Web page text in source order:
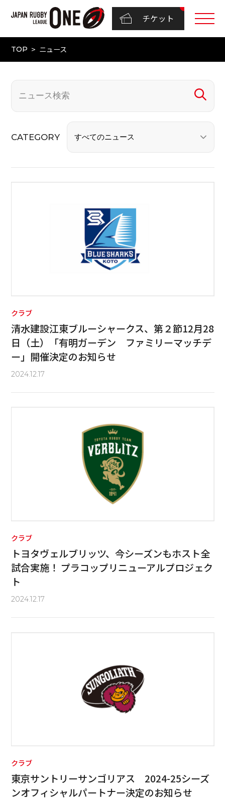
チケット
TOP ニュース
CATEGORY
クラブ
清水建設江東ブルーシャークス、第２節12月28
日（土）「有明ガーデン ファミリーマッチデ
ー」開催決定のお知らせ
2024.12.17
クラブ
トヨタヴェルブリッツ、今シーズンもホスト全
試合実施！ プラコップリニューアルプロジェク
ト
2024.12.17
クラブ
東京サントリーサンゴリアス 2024-25シーズ
ンオフィシャルパートナー決定のお知らせ